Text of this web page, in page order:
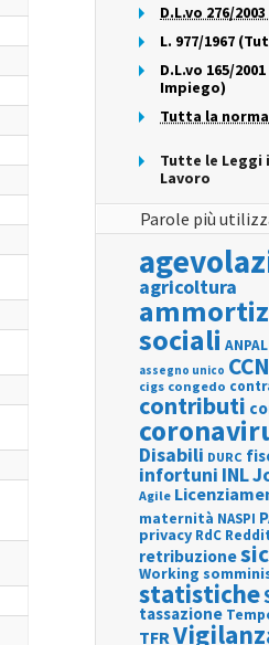
D.L.vo 276/
L. 977/1967
D.L.vo 165/
Impiego)
Tutta la
Tutte le Leggi
Lavoro
Parole più
agricoltura
sociali ANPAL
assegno unico
cigs congedo
contributi
Disabili DURC
infortuni INL
Agile
maternità NASPI
privacy RdC
retribuzione
Working
statistiche
tassazione
TFR